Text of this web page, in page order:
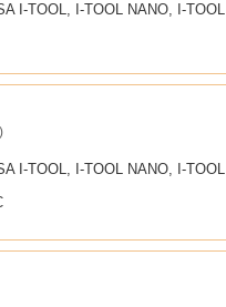
I-TOOL, I-TOOL NANO, I-TOOL
I-TOOL, I-TOOL NANO, I-TOOL